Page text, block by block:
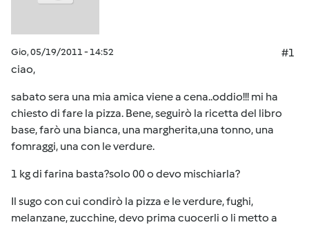
Gio, 05/19/2011 - 14:52
#1
ciao,
sabato sera una mia amica viene a cena..oddio!!! mi ha
chiesto di fare la pizza. Bene, seguirò la ricetta del libro
base, farò una bianca, una margherita,una tonno, una
fomraggi, una con le verdure.
1 kg di farina basta?solo 00 o devo mischiarla?
Il sugo con cui condirò la pizza e le verdure, fughi,
melanzane, zucchine, devo prima cuocerli o li metto a